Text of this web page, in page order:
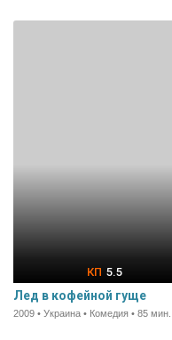
5.5
Лед в кофейной гуще
2009 • Украина • Комедия • 85 мин.